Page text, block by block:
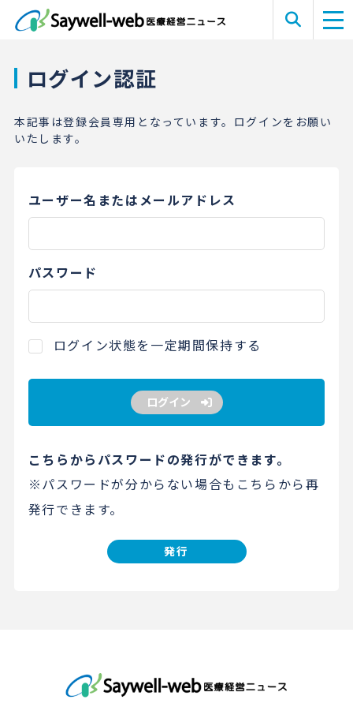
ログイン認証
本記事は登録会員専用となっています。ログインをお願い
いたします。
ユーザー名またはメールアドレス
パスワード
ログイン状態を一定期間保持する
ログイン
こちらからパスワードの発行ができます。
※パスワードが分からない場合もこちらから再
発行できます。
発行